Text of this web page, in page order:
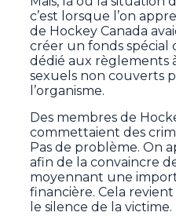
c’est lorsque l’on
de Hockey Canada
créer un fonds spécial
dédié aux règlements
sexuels non couverts
l’organisme.
Des membres de
commettaient des
Pas de problème. On
afin de la convaincre
moyennant une
financière. Cela
le silence de la victime.